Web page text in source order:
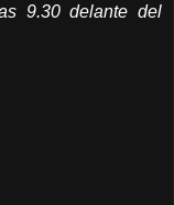
9.30 delante del